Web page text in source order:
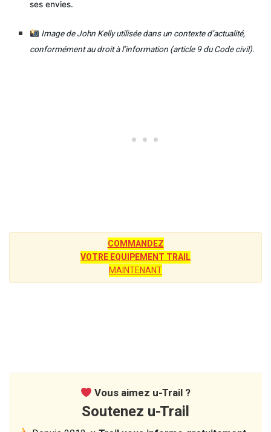
ses envies.
Image de John Kelly utilisée dans un contexte d’actualité,
conformément au droit à l’information (article 9 du Code civil).
COMMANDEZ
VOTRE EQUIPEMENT TRAIL
MAINTENANT
Vous aimez u-Trail ?
Soutenez u-Trail